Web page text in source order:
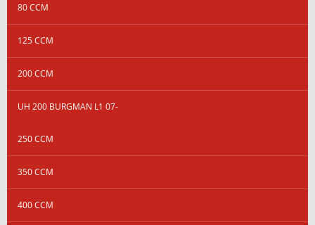
80 CCM
125 CCM
200 CCM
UH 200 BURGMAN L1 07-
250 CCM
350 CCM
400 CCM